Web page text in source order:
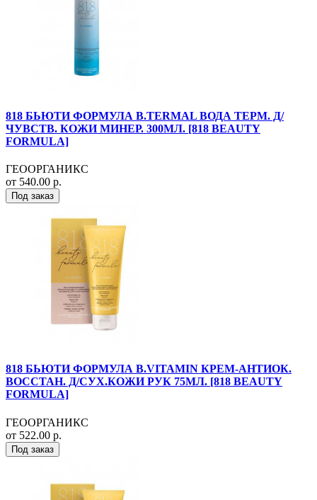
818 БЬЮТИ ФОРМУЛА B.TERMAL ВОДА ТЕРМ. Д/
ЧУВСТВ. КОЖИ МИНЕР. 300МЛ. [818 BEAUTY
FORMULA]
ГЕООРГАНИКС
от 540.00 р.
Под заказ
818 БЬЮТИ ФОРМУЛА B.VITAMIN КРЕМ-АНТИОК.
ВОССТАН. Д/СУХ.КОЖИ РУК 75МЛ. [818 BEAUTY
FORMULA]
ГЕООРГАНИКС
от 522.00 р.
Под заказ